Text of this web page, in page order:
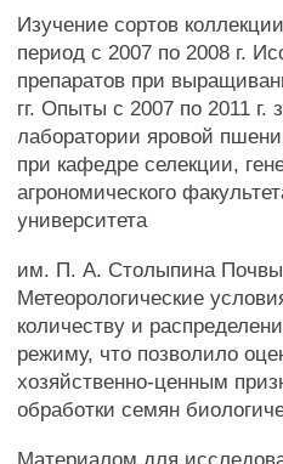
Изучение сортов
период с 2007 по 2008 г.
препаратов при
гг. Опыты с 2007 по 2011
лаборатории яровой
при кафедре селекции,
агрономического
университета
им. П. А. Столыпина Почвы
Метеорологические
количеству и
режиму, что позволило
хозяйственно-ценным
обработки семян
Материалом для